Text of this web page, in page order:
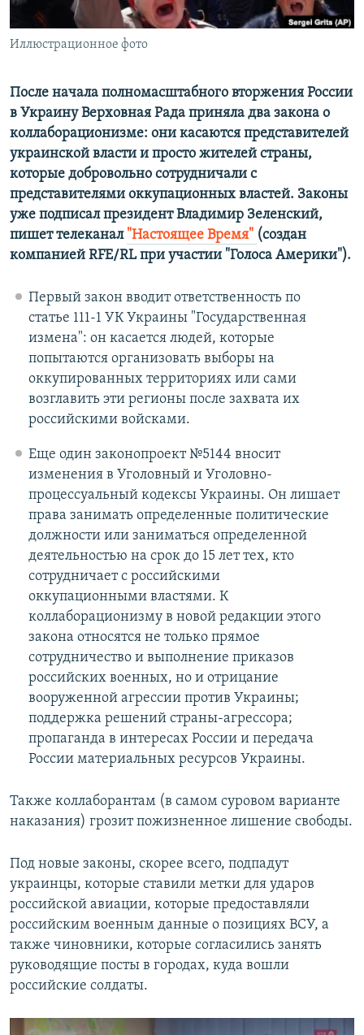
Все сайты RFE/RL
Иллюстрационное фото
После начала полномасштабного вторжения России
в Украину Верховная Рада приняла два закона о
коллаборационизме: они касаются представителей
украинской власти и просто жителей страны,
которые добровольно сотрудничали с
представителями оккупационных властей. Законы
уже подписал президент Владимир Зеленский,
пишет телеканал "Настоящее Время" ​ (создан
компанией RFE/RL при участии "Голоса Америки"). ​
Первый закон вводит ответственность по
статье 111-1 УК Украины "Государственная
измена": он касается людей, которые
попытаются организовать выборы на
оккупированных территориях или сами
возглавить эти регионы после захвата их
российскими войсками.
Еще один законопроект №5144 вносит
изменения в Уголовный и Уголовно-
процессуальный кодексы Украины. Он лишает
права занимать определенные политические
должности или заниматься определенной
деятельностью на срок до 15 лет тех, кто
сотрудничает с российскими
оккупационными властями. К
коллаборационизму в новой редакции этого
закона относятся не только прямое
сотрудничество и выполнение приказов
российских военных, но и отрицание
вооруженной агрессии против Украины;
поддержка решений страны-агрессора;
пропаганда в интересах России и передача
России материальных ресурсов Украины.
Также коллаборантам (в самом суровом варианте
наказания) грозит пожизненное лишение свободы.
Под новые законы, скорее всего, подпадут
украинцы, которые ставили метки для ударов
российской авиации, которые предоставляли
российским военным данные о позициях ВСУ, а
также чиновники, которые согласились занять
руководящие посты в городах, куда вошли
российские солдаты.